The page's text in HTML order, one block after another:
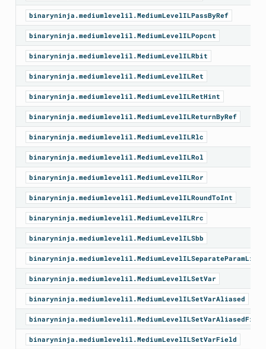
binaryninja.mediumlevelil.MediumLevelILPassByRef
binaryninja.mediumlevelil.MediumLevelILPopcnt
binaryninja.mediumlevelil.MediumLevelILRbit
binaryninja.mediumlevelil.MediumLevelILRet
binaryninja.mediumlevelil.MediumLevelILRetHint
binaryninja.mediumlevelil.MediumLevelILReturnByRef
binaryninja.mediumlevelil.MediumLevelILRlc
binaryninja.mediumlevelil.MediumLevelILRol
binaryninja.mediumlevelil.MediumLevelILRor
binaryninja.mediumlevelil.MediumLevelILRoundToInt
binaryninja.mediumlevelil.MediumLevelILRrc
binaryninja.mediumlevelil.MediumLevelILSbb
binaryninja.mediumlevelil.MediumLevelILSeparateParamList
binaryninja.mediumlevelil.MediumLevelILSetVar
binaryninja.mediumlevelil.MediumLevelILSetVarAliased
binaryninja.mediumlevelil.MediumLevelILSetVarAliasedField
binaryninja.mediumlevelil.MediumLevelILSetVarField